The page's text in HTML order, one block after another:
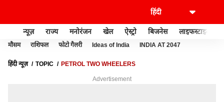
न्यूज़ राज्य मनोरंजन खेल ऐस्ट्रो बिजनेस लाइफस्टाइल
मौसम राशिफल फोटो गैलरी Ideas of India INDIA AT 2047
हिंदी न्यूज़ TOPIC PETROL TWO WHEELERS
Advertisement